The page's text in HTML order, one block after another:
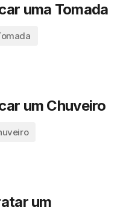
uma Tomada
um Chuveiro
um